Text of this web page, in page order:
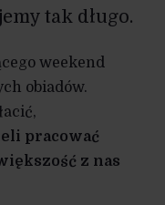
tak długo.
weekend
obiadów.
pracować
z nas